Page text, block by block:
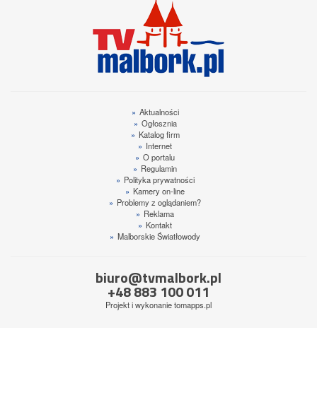
» Aktualności
» Ogłosznia
» Katalog firm
» Internet
» O portalu
» Regulamin
» Polityka prywatności
» Kamery on-line
» Problemy z oglądaniem?
» Reklama
» Kontakt
» Malborskie Światłowody
biuro@tvmalbork.pl
+48 883 100 011
Projekt i wykonanietomapps.pl